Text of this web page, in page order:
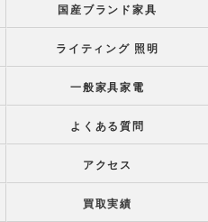
国産ブランド家具
ライティング 照明
一般家具家電
よくある質問
アクセス
買取実績